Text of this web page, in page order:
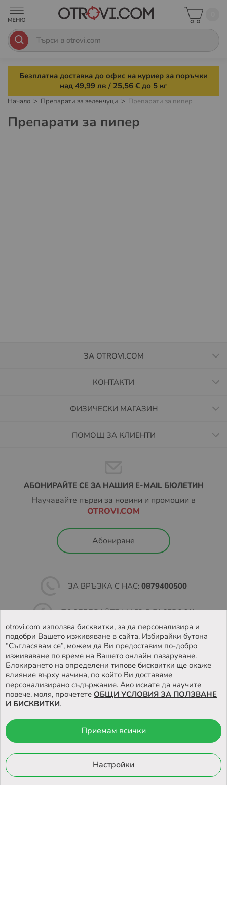
Безплатна доставка до офис на куриер за поръчки
над 49,99 лв / 25,56 € до 5 кг
Начало Препарати за зеленчуци Препарати за пипер
Препарати за пипер
ЗА OTROVI.COM
КОНТАКТИ
ФИЗИЧЕСКИ МАГАЗИН
ПОМОЩ ЗА КЛИЕНТИ
АБОНИРАЙТЕ СЕ ЗА НАШИЯ E-MAIL БЮЛЕТИН
Научавайте първи за новини и промоции в
OTROVI.COM
Абониране
ЗА ВРЪЗКА С НАС: 0879400500
ПОСЛЕДВАЙТЕ НИ ВЪВFACEBOOK
НАМЕРЕТЕ НАШИЯТ МАГАЗИН
© 2026 Otrovi.com. Всички права запазени ™ |Карта на сайта
Онлайн магазин
otrovi.com използва бисквитки, за да персонализира и
подобри Вашето изживяване в сайта. Избирайки бутона
“Съгласявам се”, можем да Ви предоставим по-добро
изживяване по време на Вашето онлайн пазаруване.
Блокирането на определени типове бисквитки ще окаже
влияние върху начина, по който Ви доставяме
персонализирано съдържание. Ако искате да научите
повече, моля, прочетете ОБЩИ УСЛОВИЯ ЗА ПОЛЗВАНЕ
И БИСКВИТКИ.
Приемам всички
Настройки